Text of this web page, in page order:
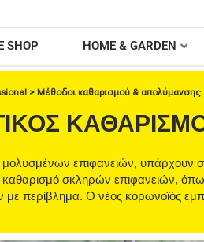
SHOP HOME & GARDEN
> Μέθοδοι καθαρισμού & απολύμανσης
επιφανειών, υπάρχουν
καθαρισμό σκληρών επιφανειών,
με περίβλημα. Ο νέος κορωνοϊός